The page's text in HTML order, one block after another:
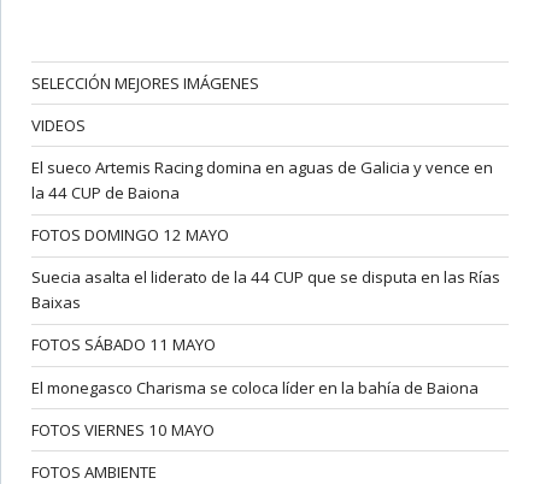
SELECCIÓN MEJORES IMÁGENES
VIDEOS
El sueco Artemis Racing domina en aguas de Galicia y vence en
la 44 CUP de Baiona
FOTOS DOMINGO 12 MAYO
Suecia asalta el liderato de la 44 CUP que se disputa en las Rías
Baixas
FOTOS SÁBADO 11 MAYO
El monegasco Charisma se coloca líder en la bahía de Baiona
FOTOS VIERNES 10 MAYO
FOTOS AMBIENTE